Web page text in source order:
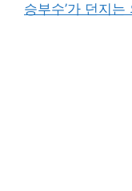
승부수’가 던지는